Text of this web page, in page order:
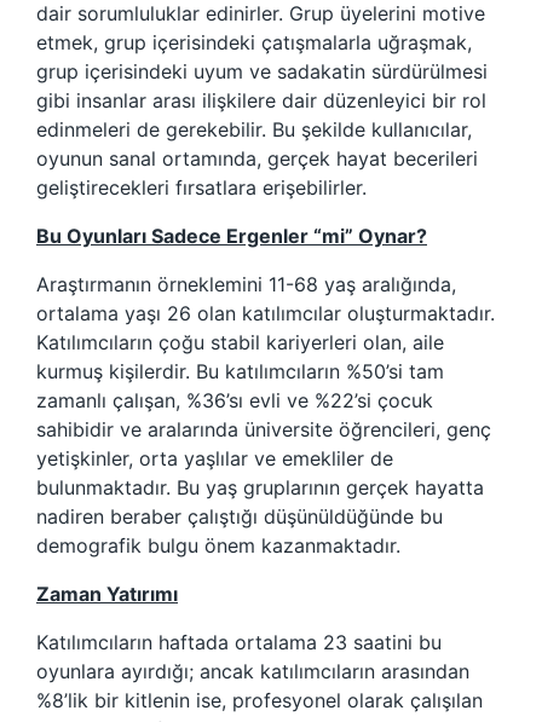
dair sorumluluklar edinirler. Grup üyelerini motive
etmek, grup içerisindeki çatışmalarla uğraşmak,
grup içerisindeki uyum ve sadakatin sürdürülmesi
gibi insanlar arası ilişkilere dair düzenleyici bir rol
edinmeleri de gerekebilir. Bu şekilde kullanıcılar,
oyunun sanal ortamında, gerçek hayat becerileri
geliştirecekleri fırsatlara erişebilirler.
Bu Oyunları Sadece Ergenler “mi” Oynar?
Araştırmanın örneklemini 11-68 yaş aralığında,
ortalama yaşı 26 olan katılımcılar oluşturmaktadır.
Katılımcıların çoğu stabil kariyerleri olan, aile
kurmuş kişilerdir. Bu katılımcıların %50’si tam
zamanlı çalışan, %36’sı evli ve %22’si çocuk
sahibidir ve aralarında üniversite öğrencileri, genç
yetişkinler, orta yaşlılar ve emekliler de
bulunmaktadır. Bu yaş gruplarının gerçek hayatta
nadiren beraber çalıştığı düşünüldüğünde bu
demografik bulgu önem kazanmaktadır.
Zaman Yatırımı
Katılımcıların haftada ortalama 23 saatini bu
oyunlara ayırdığı; ancak katılımcıların arasından
%8’lik bir kitlenin ise, profesyonel olarak çalışılan